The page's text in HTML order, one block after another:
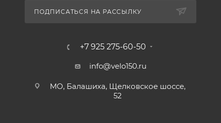
ПОДПИСАТЬСЯ НА РАССЫЛКУ
+7 925 275-60-50
info@velo150.ru
МО, Балашиха, Щелковское шоссе,
52